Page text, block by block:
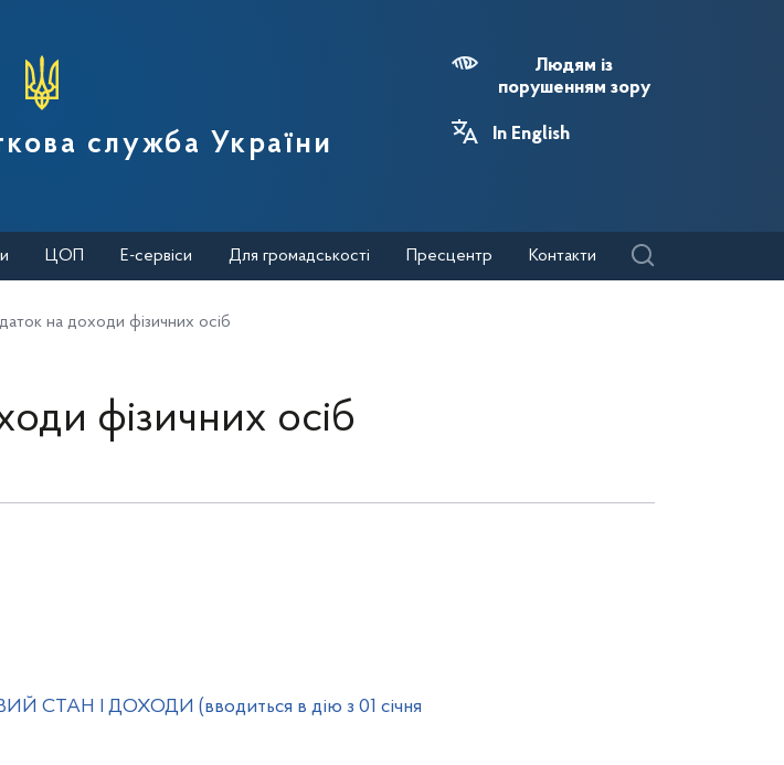
служби України
служба України
Людям із
порушенням зору
In English
ЦОП Е-сервіси Для громадськості Пресцентр Контакти
на доходи фізичних осіб
фізичних осіб
І ДОХОДИ (вводиться в дію з 01 січня